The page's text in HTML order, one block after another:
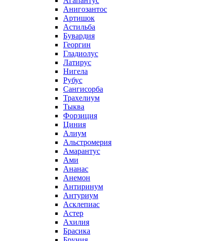
Анигозантос
Артишок
Астильба
Бувардия
Георгин
Гладиолус
Латирус
Нигела
Рубус
Сангисорба
Трахелиум
Тыква
Форзиция
Циния
Алиум
Альстромерия
Амарантус
Ами
Ананас
Анемон
Антиринум
Антуриум
Асклепиас
Астер
Ахилия
Брасика